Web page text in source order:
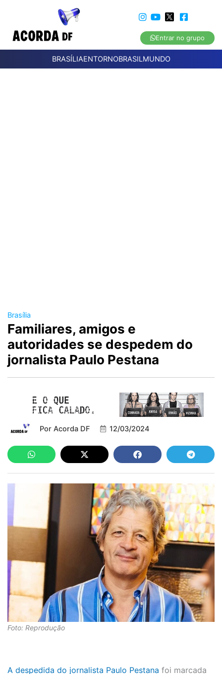
Entrar no grupo
BRASÍLIAENTORNOBRASILMUNDO
Brasília
Familiares, amigos e
autoridades se despedem do
jornalista Paulo Pestana
Por Acorda DF 12/03/2024
Foto: Reprodução
A despedida do jornalista Paulo Pestana foi marcada